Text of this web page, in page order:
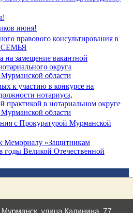
июня!
правового консультирования в
на замещение вакантной
округа
области
к участию в конкурсе на
нотариуса,
практикой в нотариальном округе
области
с Прокуратурой Мурманской
Мемориалу «Защитникам
годы Великой Отечественной